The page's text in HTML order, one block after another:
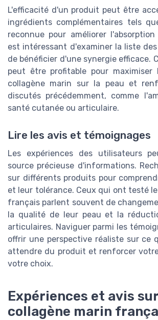
L'efficacité d'un produit peut être
ingrédients complémentaires tels
reconnue pour améliorer
est intéressant d'examiner la liste
de bénéficier d'une synergie efficace.
peut être profitable pour maximiser
collagène marin sur la peau et
discutés précédemment, comme
santé cutanée ou articulaire.
Lire les avis et témoignages
Les expériences des utilisateurs
source précieuse d'informations.
sur différents produits pour
et leur tolérance. Ceux qui ont testé
français parlent souvent de
la qualité de leur peau et la
articulaires. Naviguer parmi les
offrir une perspective réaliste sur ce
attendre du produit et renforcer
votre choix.
Expériences et avis
collagène marin